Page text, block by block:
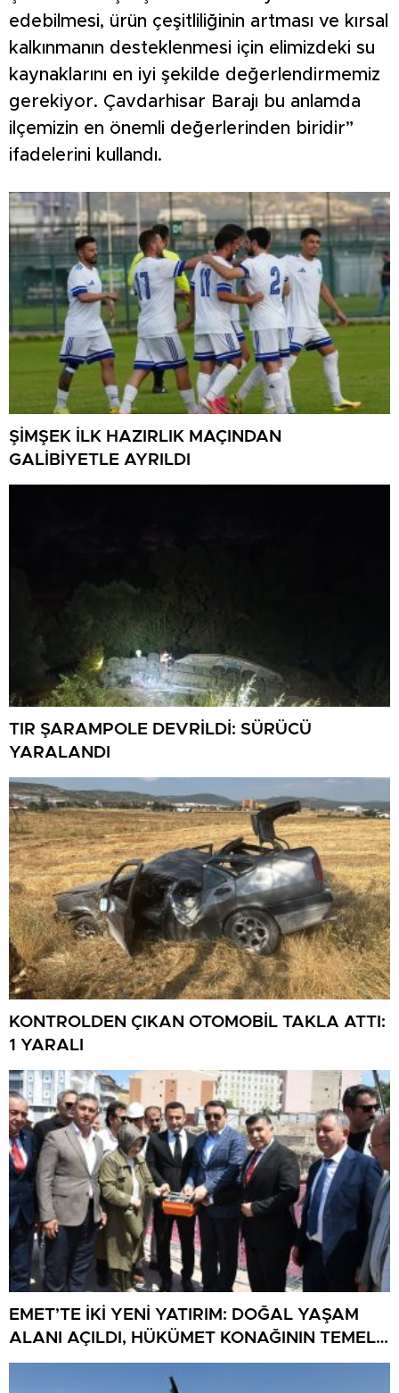
edebilmesi, ürün çeşitliliğinin artması ve kırsal
kalkınmanın desteklenmesi için elimizdeki su
kaynaklarını en iyi şekilde değerlendirmemiz
gerekiyor. Çavdarhisar Barajı bu anlamda
ilçemizin en önemli değerlerinden biridir”
ifadelerini kullandı.
ŞİMŞEK İLK HAZIRLIK MAÇINDAN
GALİBİYETLE AYRILDI
TIR ŞARAMPOLE DEVRİLDİ: SÜRÜCÜ
YARALANDI
KONTROLDEN ÇIKAN OTOMOBİL TAKLA ATTI:
1 YARALI
EMET’TE İKİ YENİ YATIRIM: DOĞAL YAŞAM
ALANI AÇILDI, HÜKÜMET KONAĞININ TEMELİ
ATILDI